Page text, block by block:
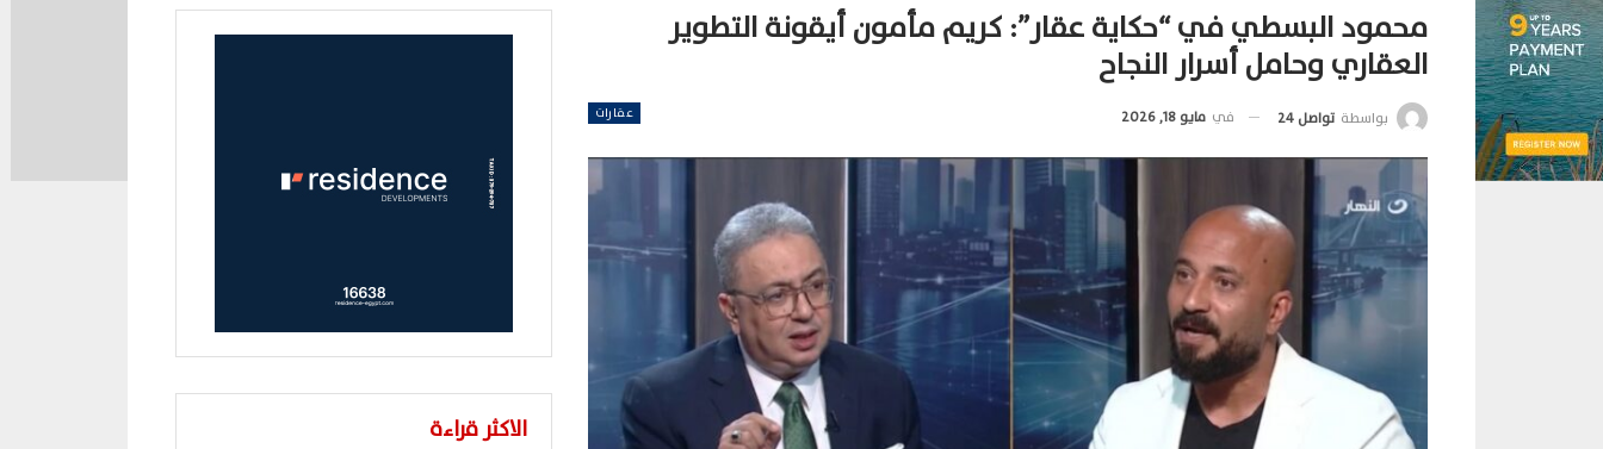
محمود البسطي في “حكاية عقار”: كريم مأمون أيقونة التطوير
العقاري وحامل أسرار النجاح
عقارات بواسطة تواصل 24 في مايو 18, 2026
الاكثر قراءة